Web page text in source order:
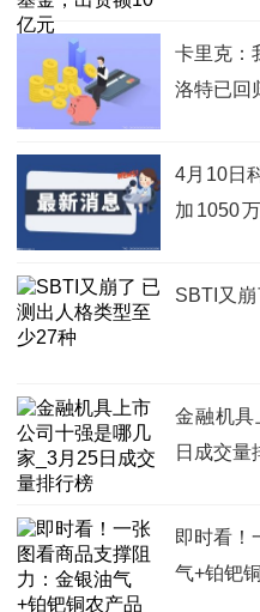
卡里克：
洛特已回
4月10日
加1050
SBTI又
金融机具
日成交量
即时看！
气+铂钯